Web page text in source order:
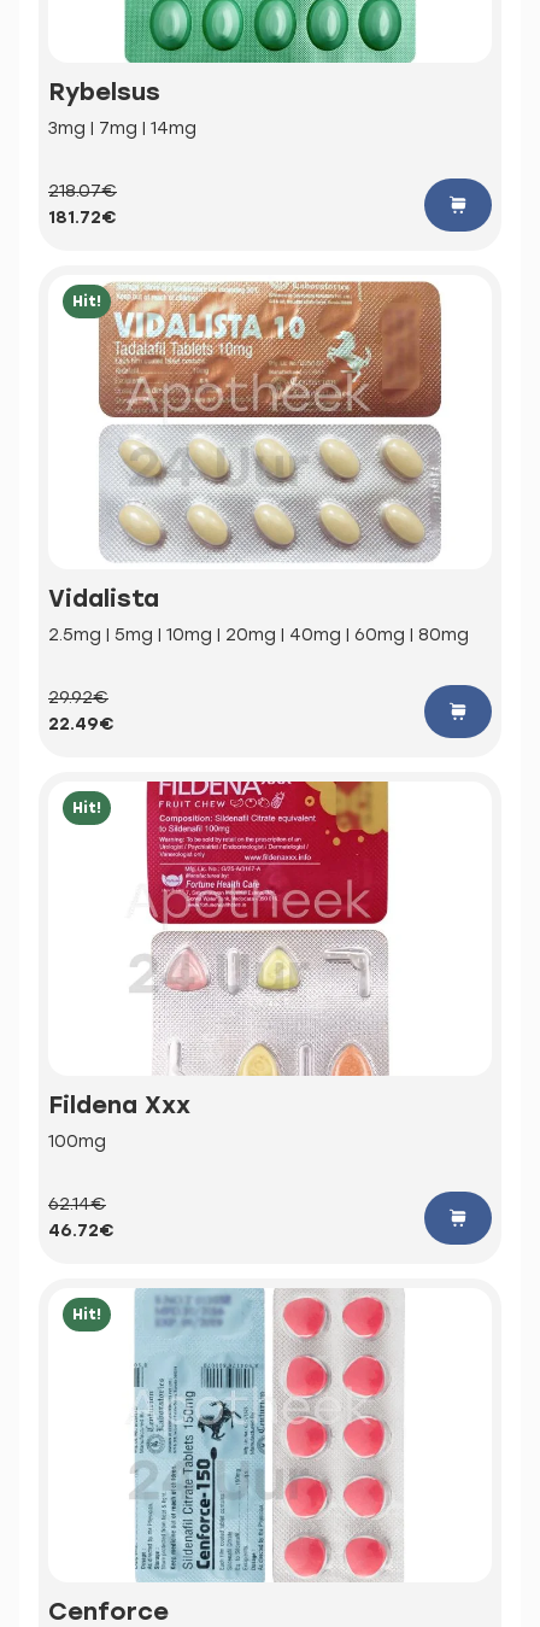
Rybelsus
3mg | 7mg | 14mg
218.07€
181.72€
Hit!
Vidalista
2.5mg | 5mg | 10mg | 20mg | 40mg | 60mg | 80mg
29.92€
22.49€
Hit!
Fildena Xxx
100mg
62.14€
46.72€
Hit!
Cenforce